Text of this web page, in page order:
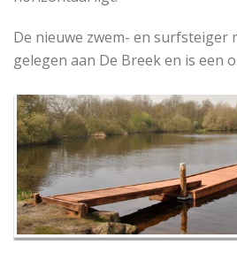
De nieuwe zwem- en surfsteiger
gelegen aan De Breek en is een